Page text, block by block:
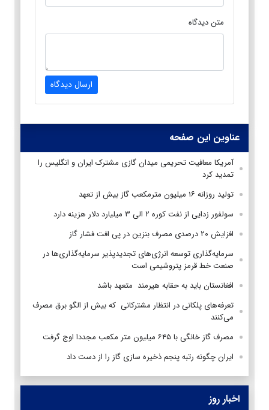
متن دیدگاه
ارسال دیدگاه
عناوین این صفحه
آمریکا معافیت تحریمی میدان گازی مشترک ایران و انگلیس را
تمدید کرد
تولید روزانه ۱۶ میلیون مترمکعب گاز بیش از تعهد
سولفور زدایی از نفت کوره ۲ الی ۳ میلیارد دلار هزینه دارد
افزایش ۲۰ درصدی مصرف بنزین در پی افت فشار گاز
سرمایه‌گذاری توسعه انرژی‌های تجدیدپذیر سرمایه‌گذاری‌ها در
صنعت خط قرمز پتروشیمی است
افغانستان باید به حقابه هیرمند متعهد باشد
تعرفه‌های پلکانی در انتظار مشترکانی که بیش از الگو برق مصرف
می‌کنند
مصرف گاز خانگی با ۶۴۵ میلیون متر مکعب مجددا اوج گرفت
ایران چگونه رتبه پنجم ذخیره سازی گاز را از دست داد
اخبار روز